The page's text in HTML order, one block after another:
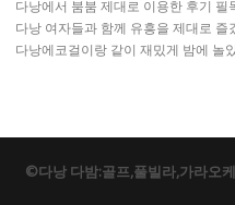
다낭에서 붐붐 제대로 이용한 후기 필
다낭 여자들과 함께 유흥을 제대로 즐
다낭에코걸이랑 같이 재밌게 밤에 놀
©다낭 다밤:골프,풀빌라,가라오